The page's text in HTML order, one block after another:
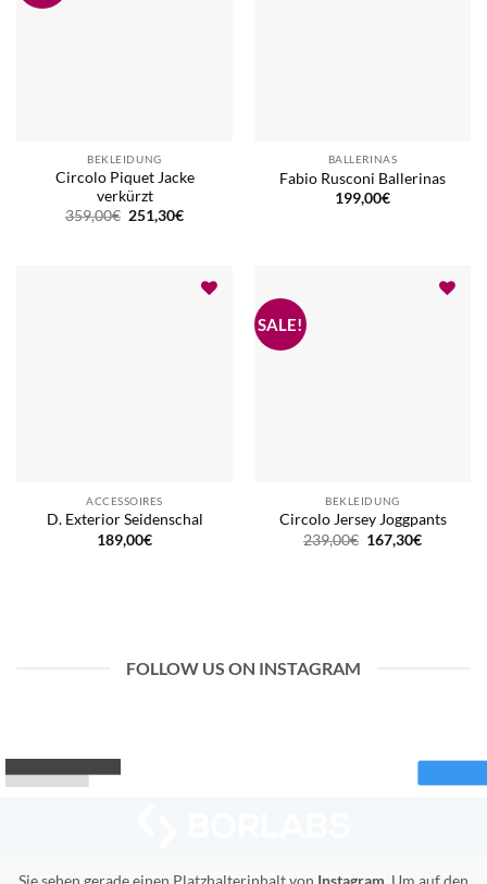
BEKLEIDUNG
Circolo Piquet Jacke
verkürzt
359,00€ Ursprünglicher
Preis
251,30€Aktueller
BALLERINAS
Fabio Rusconi Ballerinas
199,00€
ACCESSOIRES
D. Exterior Seidenschal
189,00€
BEKLEIDUNG
Circolo Jersey Joggpants
239,00€ Ursprünglicher
Preis
167,30€Aktueller
FOLLOW US ON INSTAGRAM